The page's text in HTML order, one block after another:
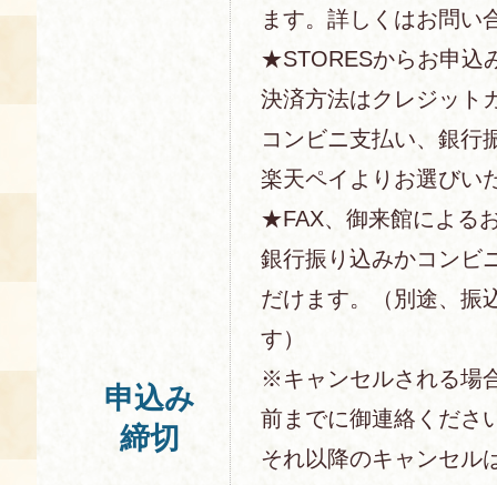
申込み
締切
ます。詳しくはお問い
★STORESからお申込
決済方法はクレジット
コンビニ支払い、銀行
楽天ペイよりお選びい
★FAX、御来館による
銀行振り込みかコンビ
だけます。（別途、振
す）
※キャンセルされる場
前までに御連絡くださ
それ以降のキャンセル